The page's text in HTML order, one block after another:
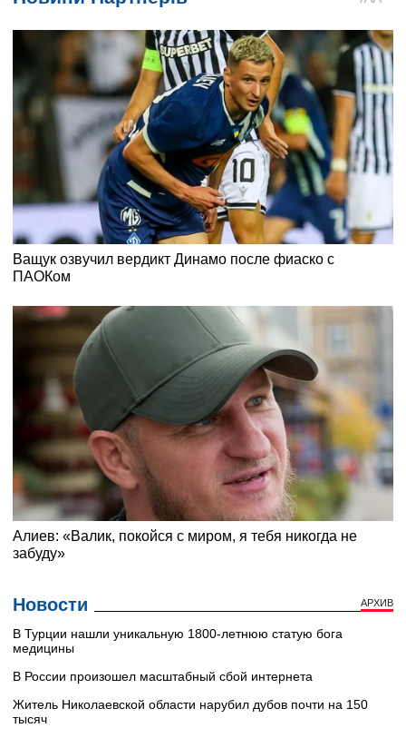
Новости АРХИВ
В Турции нашли уникальную 1800-летнюю статую бога
медицины
В России произошел масштабный сбой интернета
Житель Николаевской области нарубил дубов почти на 150
тысяч